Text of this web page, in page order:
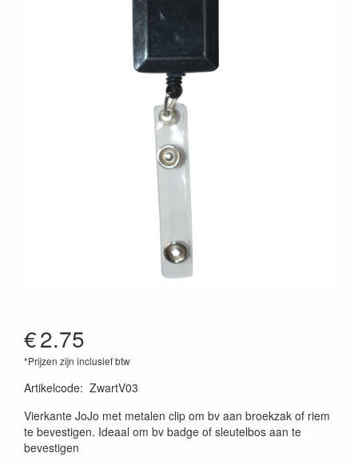
€2.75
*Prijzen zijn inclusief btw
Artikelcode: ZwartV03
Vierkante JoJo met metalen clip om bv aan broekzak of riem
te bevestigen. Ideaal om bv badge of sleutelbos aan te
bevestigen